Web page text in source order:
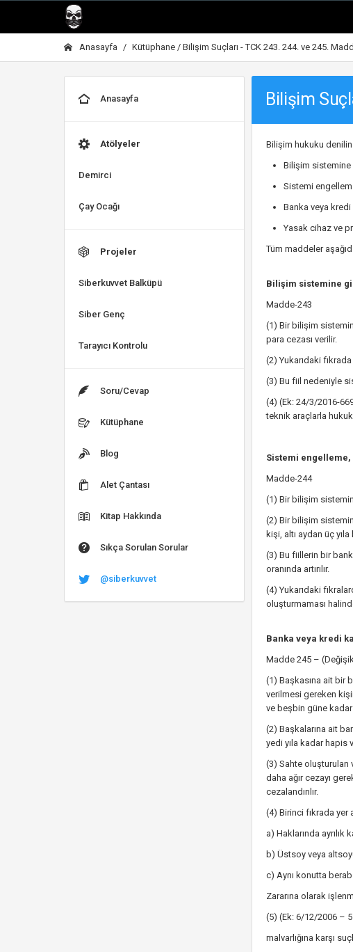
Anasayfa Kütüphane / Bilişim Suçları - TCK 243. 244. ve 245.
Anasayfa
Atölyeler
Demirci
Çay Ocağı
Projeler
Siberkuvvet Balküpü
Siber Genç
Tarayıcı Kontrolu
Soru/Cevap
Kütüphane
Blog
Alet Çantası
Kitap Hakkında
Sıkça Sorulan Sorular
@siberkuvvet
Bilişim
Bilişim hukuku
Bilişim sistemine
Sistemi
Banka veya kredi
Yasak cihaz ve
Tüm maddeler
Bilişim sistemine
Madde-243
(1) Bir bilişim
para cezası verilir.
(2) Yukarıdaki
(3) Bu fiil nedeniyle
(4) (Ek: 24/3/2016-
teknik araçlarla
Sistemi
Madde-244
(1) Bir bilişim
(2) Bir bilişim
kişi, altı aydan üç
(3) Bu fiillerin bir
oranında artırılır.
(4) Yukarıdaki
oluşturmaması
Banka veya kredi
Madde 245 –
(1) Başkasına ait bir
verilmesi gereken
ve beşbin güne kadar
(2) Başkalarına ait
yedi yıla kadar hapis
(3) Sahte oluşturulan
daha ağır cezayı
cezalandırılır.
(4) Birinci fıkrada yer
a) Haklarında ayrılık
b) Üstsoy veya
c) Aynı konutta
Zararına olarak
(5) (Ek: 6/12/2006 –
malvarlığına karşı